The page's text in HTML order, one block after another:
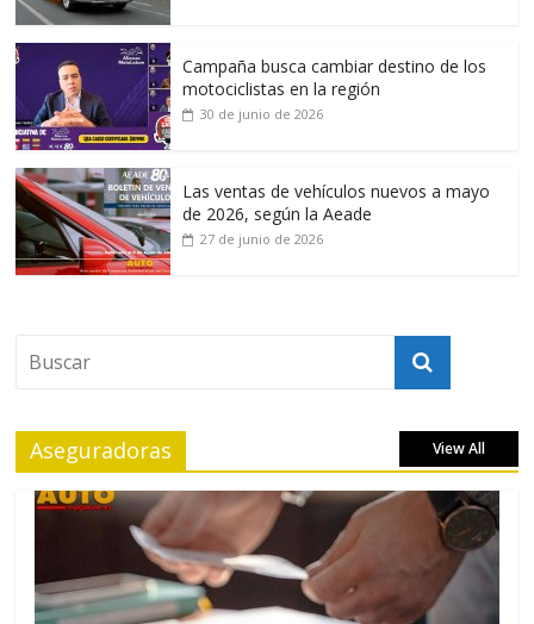
Campaña busca cambiar destino de los
motociclistas en la región
30 de junio de 2026
Las ventas de vehículos nuevos a mayo
de 2026, según la Aeade
27 de junio de 2026
Aseguradoras View All